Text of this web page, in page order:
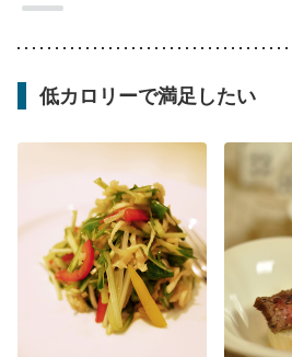
低カロリーで満足したい